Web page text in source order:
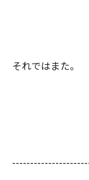
それではまた。